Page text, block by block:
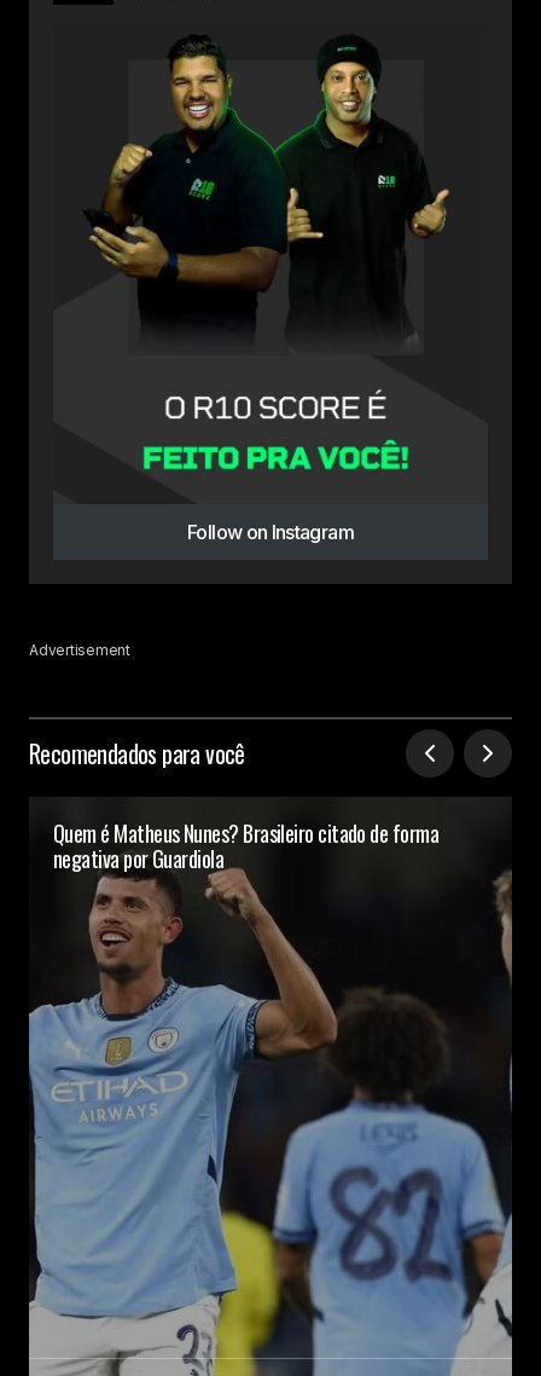
Follow on Instagram
Advertisement
Recomendados para você
Quem é Matheus Nunes? Brasileiro citado de forma
negativa por Guardiola